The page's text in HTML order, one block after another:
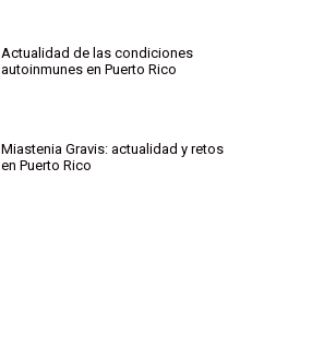
Actualidad de las condiciones
autoinmunes en Puerto Rico
Miastenia Gravis: actualidad y retos
en Puerto Rico